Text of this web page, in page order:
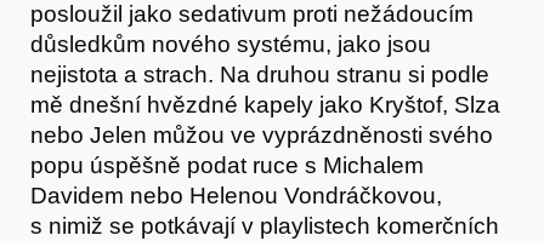
posloužil jako sedativum proti nežádoucím
důsledkům nového systému, jako jsou
nejistota a strach. Na druhou stranu si podle
mě dnešní hvězdné kapely jako Kryštof, Slza
nebo Jelen můžou ve vyprázdněnosti svého
popu úspěšně podat ruce s Michalem
Davidem nebo Helenou Vondráčkovou,
s nimiž se potkávají v playlistech komerčních